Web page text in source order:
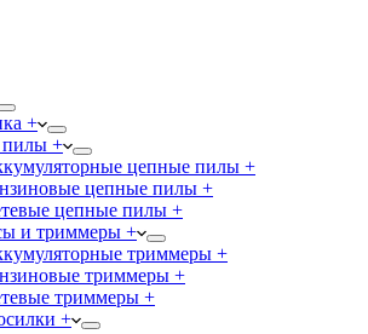
+
+
цепные пилы +
цепные пилы +
цепные пилы +
и триммеры +
триммеры +
триммеры +
триммеры +
+